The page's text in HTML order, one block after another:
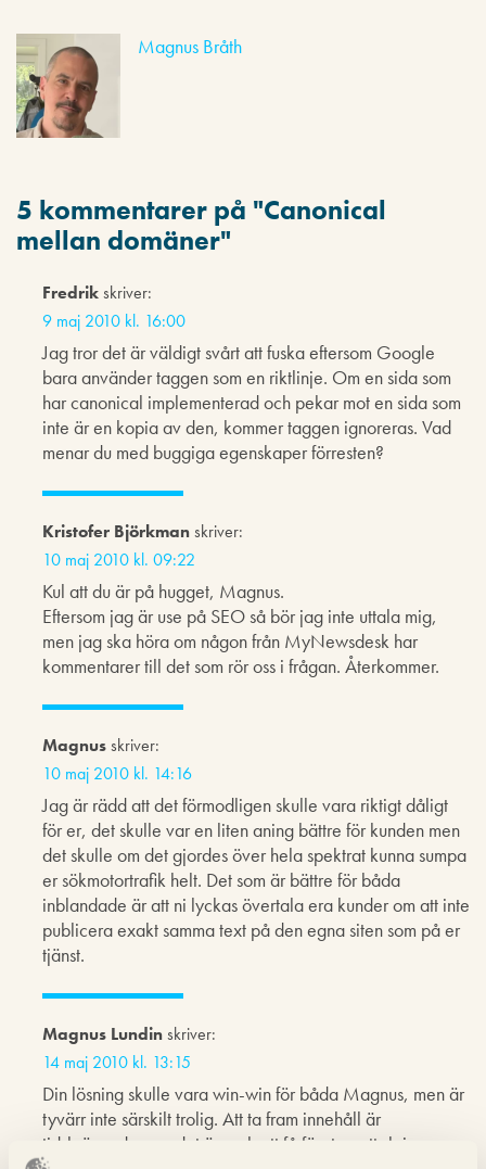
Magnus Bråth
5 kommentarer på "Canonical
mellan domäner"
Fredrikskriver:
9 maj 2010 kl. 16:00
Jag tror det är väldigt svårt att fuska eftersom Google
bara använder taggen som en riktlinje. Om en sida som
har canonical implementerad och pekar mot en sida som
inte är en kopia av den, kommer taggen ignoreras. Vad
menar du med buggiga egenskaper förresten?
Kristofer Björkmanskriver:
10 maj 2010 kl. 09:22
Kul att du är på hugget, Magnus.
Eftersom jag är use på SEO så bör jag inte uttala mig,
men jag ska höra om någon från MyNewsdesk har
kommentarer till det som rör oss i frågan. Återkommer.
Magnusskriver:
10 maj 2010 kl. 14:16
Jag är rädd att det förmodligen skulle vara riktigt dåligt
för er, det skulle var en liten aning bättre för kunden men
det skulle om det gjordes över hela spektrat kunna sumpa
er sökmotortrafik helt. Det som är bättre för båda
inblandade är att ni lyckas övertala era kunder om att inte
publicera exakt samma text på den egna siten som på er
tjänst.
Magnus Lundinskriver:
14 maj 2010 kl. 13:15
Din lösning skulle vara win-win för båda Magnus, men är
tyvärr inte särskilt trolig. Att ta fram innehåll är
tidskrävande som det är, och att få företag att skriva om